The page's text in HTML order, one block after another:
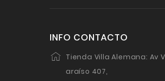
INFO CONTACTO
Tienda Villa Alemana: Av
araíso 407,